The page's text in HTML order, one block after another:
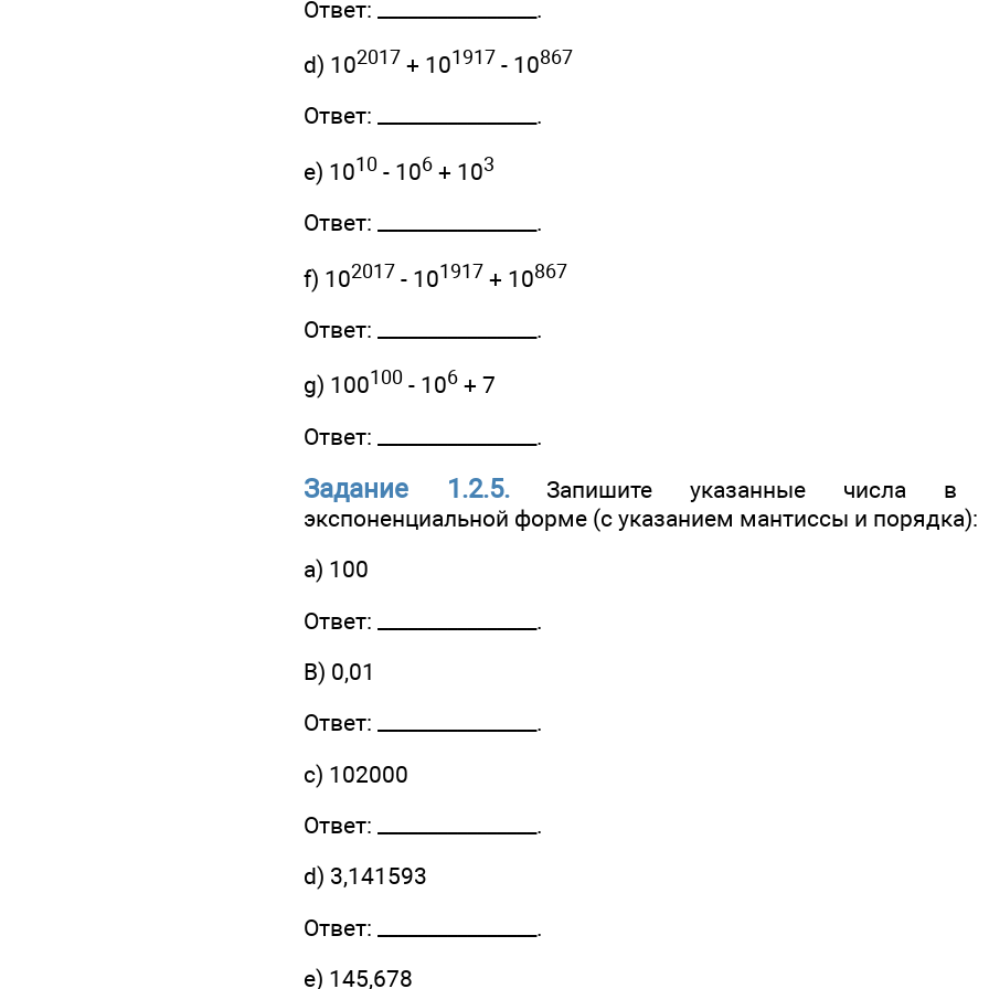
Ответ: ________________.
d) 102017 + 101917 - 10867
Ответ: ________________.
e) 1010 - 106 + 103
Ответ: ________________.
f) 102017 - 101917 + 10867
Ответ: ________________.
g) 100100 - 106 + 7
Ответ: ________________.
Задание 1.2.5.Запишите указанные числа в
экспоненциальной форме (с указанием мантиссы и порядка):
a) 100
Ответ: ________________.
B) 0,01
Ответ: ________________.
c) 102000
Ответ: ________________.
d) 3,141593
Ответ: ________________.
e) 145,678